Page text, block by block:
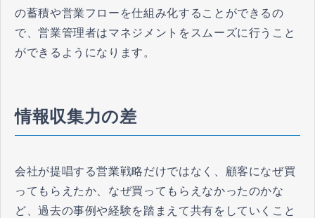
の蓄積や営業フローを仕組み化することができるの
で、営業管理者はマネジメントをスムーズに行うこと
ができるようになります。
情報収集力の差
会社が提唱する営業戦略だけではなく、顧客になぜ買
ってもらえたか、なぜ買ってもらえなかったのかな
ど、過去の事例や経験を踏まえて共有をしていくこと